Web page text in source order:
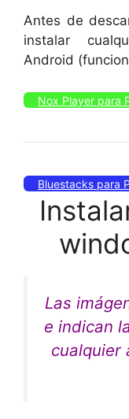
Antes de
instalar
Android
Nox Player para
Bluestacks para
Las
e indican
cualquier